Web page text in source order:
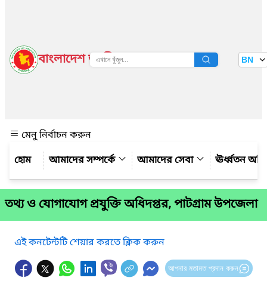
বাংলাদেশ জাতীয় তথ্য বাতায়ন BN
মেনু নির্বাচন করুন
আমাদের সম্পর্কে
আমাদের সেবা ঊর্ধ্বতন
তথ্য ও যোগাযোগ প্রযুক্তি অধিদপ্তর, পাটগ্রাম উপজেলা
এই কনটেন্টটি শেয়ার করতে ক্লিক করুন
আপনার মতামত প্রদান করুন